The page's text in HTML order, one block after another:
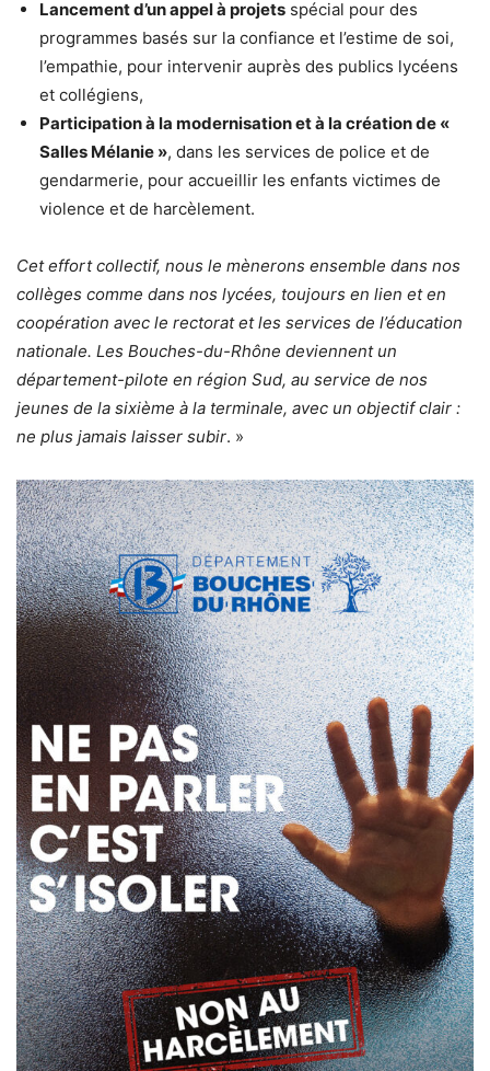
Lancement d’un appel à projets spécial pour des
programmes basés sur la confiance et l’estime de soi,
l’empathie, pour intervenir auprès des publics lycéens
et collégiens,
Participation à la modernisation et à la création de «
Salles Mélanie », dans les services de police et de
gendarmerie, pour accueillir les enfants victimes de
violence et de harcèlement.
Cet effort collectif, nous le mènerons ensemble dans nos
collèges comme dans nos lycées, toujours en lien et en
coopération avec le rectorat et les services de l’éducation
nationale. Les Bouches-du-Rhône deviennent un
département-pilote en région Sud, au service de nos
jeunes de la sixième à la terminale, avec un objectif clair :
ne plus jamais laisser subir. »